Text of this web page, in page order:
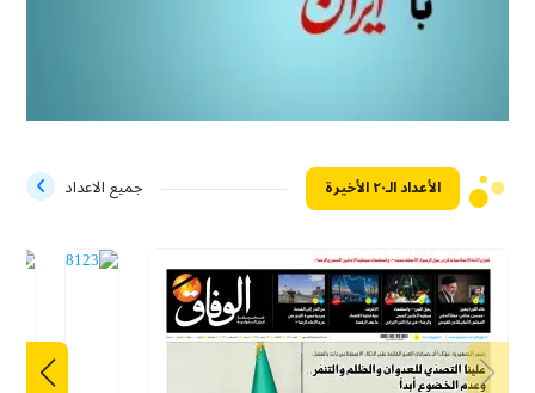
الأعداد الـ۲۰ الأخيرة جميع الاعداد